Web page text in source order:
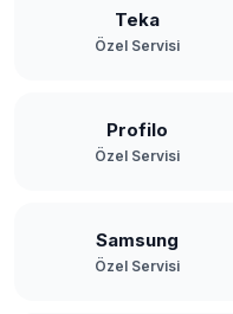
Teka
Özel Servisi
Profilo
Özel Servisi
Samsung
Özel Servisi